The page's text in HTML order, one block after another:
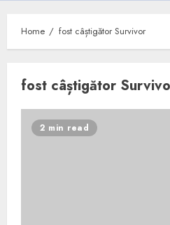
Home fost câștigător Survivor
fost câștigător
2 min read